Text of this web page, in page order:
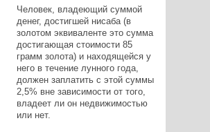
Человек, владеющий суммой
денег, достигшей нисаба (в
золотом эквиваленте это сумма
достигающая стоимости 85
грамм золота) и находящейся у
него в течение лунного года,
должен заплатить с этой суммы
2,5% вне зависимости от того,
владеет ли он недвижимостью
или нет.